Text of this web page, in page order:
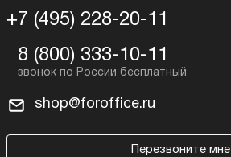
+7 (495) 228-20-11
8 (800) 333-10-11
shop@foroffice.ru
Перезвоните мне